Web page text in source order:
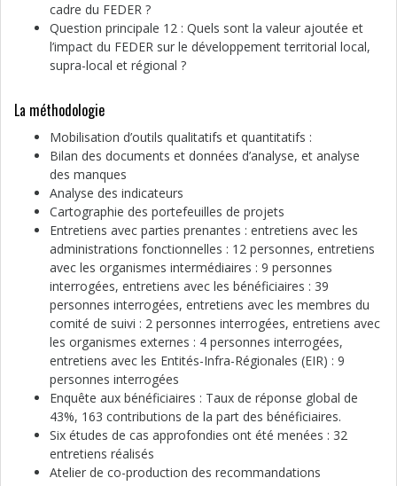
cadre du FEDER ?
Question principale 12 : Quels sont la valeur ajoutée et
l’impact du FEDER sur le développement territorial local,
supra-local et régional ?
La méthodologie
Mobilisation d’outils qualitatifs et quantitatifs :
Bilan des documents et données d’analyse, et analyse
des manques
Analyse des indicateurs
Cartographie des portefeuilles de projets
Entretiens avec parties prenantes : entretiens avec les
administrations fonctionnelles : 12 personnes, entretiens
avec les organismes intermédiaires : 9 personnes
interrogées, entretiens avec les bénéficiaires : 39
personnes interrogées, entretiens avec les membres du
comité de suivi : 2 personnes interrogées, entretiens avec
les organismes externes : 4 personnes interrogées,
entretiens avec les Entités-Infra-Régionales (EIR) : 9
personnes interrogées
Enquête aux bénéficiaires : Taux de réponse global de
43%, 163 contributions de la part des bénéficiaires.
Six études de cas approfondies ont été menées : 32
entretiens réalisés
Atelier de co-production des recommandations